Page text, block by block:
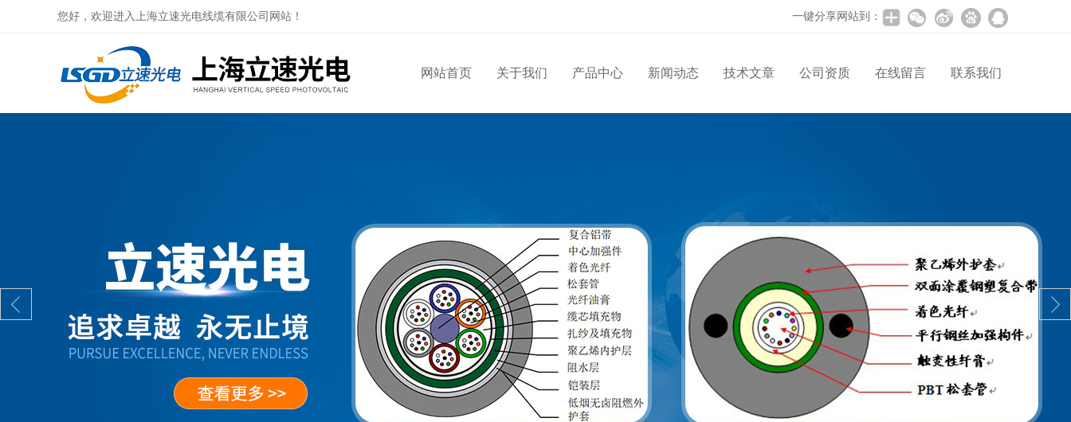
您好，欢迎进入上海立速光电线缆有限公司网站！ 一键分享网站到：
网站首页 关于我们 产品中心 新闻动态 技术文章 公司资质 在线留言 联系我们